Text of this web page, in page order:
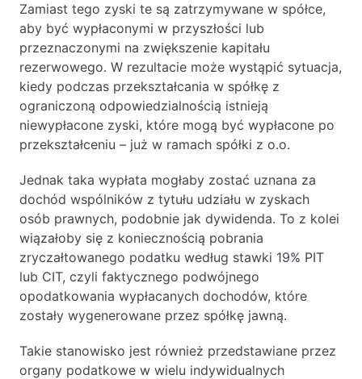
Zamiast tego zyski te są zatrzymywane w spółce,
aby być wypłaconymi w przyszłości lub
przeznaczonymi na zwiększenie kapitału
rezerwowego. W rezultacie może wystąpić sytuacja,
kiedy podczas przekształcania w spółkę z
ograniczoną odpowiedzialnością istnieją
niewypłacone zyski, które mogą być wypłacone po
przekształceniu – już w ramach spółki z o.o.
Jednak taka wypłata mogłaby zostać uznana za
dochód wspólników z tytułu udziału w zyskach
osób prawnych, podobnie jak dywidenda. To z kolei
wiązałoby się z koniecznością pobrania
zryczałtowanego podatku według stawki 19% PIT
lub CIT, czyli faktycznego podwójnego
opodatkowania wypłacanych dochodów, które
zostały wygenerowane przez spółkę jawną.
Takie stanowisko jest również przedstawiane przez
organy podatkowe w wielu indywidualnych